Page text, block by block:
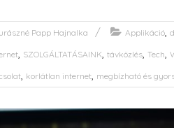
Papp Hajnalka Applikáció,
, SZOLGÁLTATÁSAINK, távközlés, Tech,
, korlátlan internet, megbízható és